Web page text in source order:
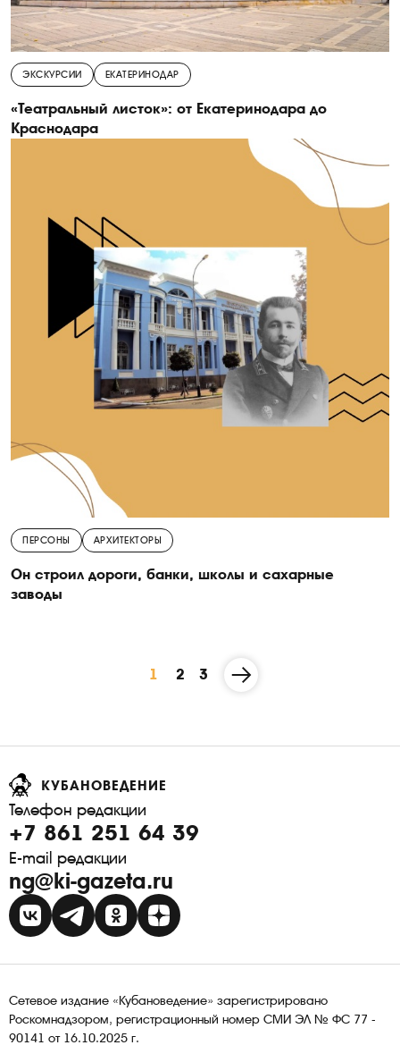
ЭКСКУРСИИ ЕКАТЕРИНОДАР
«Театральный листок»: от Екатеринодара до
Краснодара
ПЕРСОНЫ АРХИТЕКТОРЫ
Он строил дороги, банки, школы и сахарные
заводы
1 2 3
КУБАНОВЕДЕНИЕ
Телефон редакции
+7 861 251 64 39
E-mail редакции
ng@ki-gazeta.ru
Сетевое издание «Кубановедение» зарегистрировано
Роскомнадзором, регистрационный номер СМИ ЭЛ № ФС 77 -
90141 от 16.10.2025 г.